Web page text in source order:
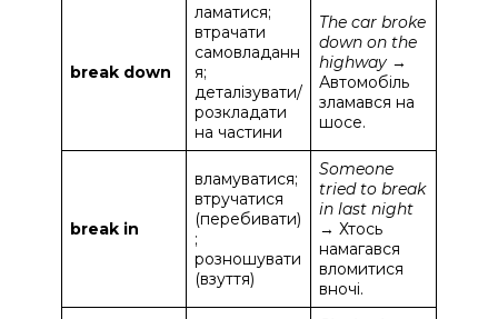
break down
ламатися;
втрачати
самовладанн
я;
деталізувати/
розкладати
на частини
The car broke
down on the
highway →
Автомобіль
зламався на
шосе.
break in
вламуватися;
втручатися
(перебивати)
;
розношувати
(взуття)
Someone
tried to break
in last night
→ Хтось
намагався
вломитися
вночі.